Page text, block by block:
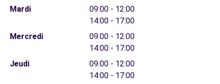
Mardi
09:00 - 12:00
14:00 - 17:00
Mercredi
09:00 - 12:00
14:00 - 17:00
Jeudi
09:00 - 12:00
14:00 - 17:00